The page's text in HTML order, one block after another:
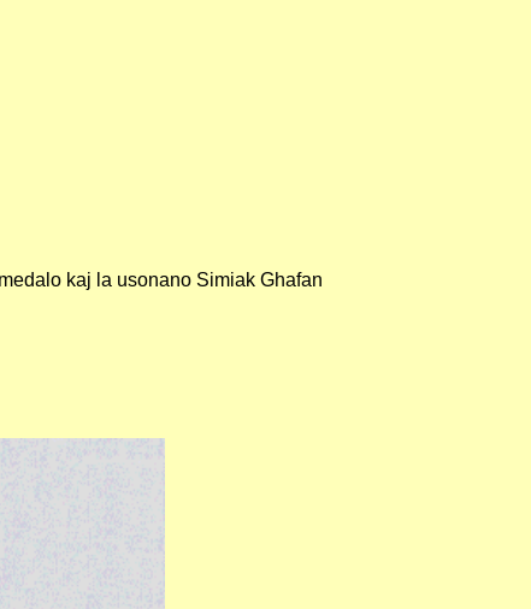
kaj la usonano Simiak Ghafan